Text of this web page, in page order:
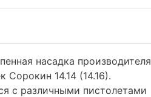
насадка
14.14 (14.16).
с различными пистолетами